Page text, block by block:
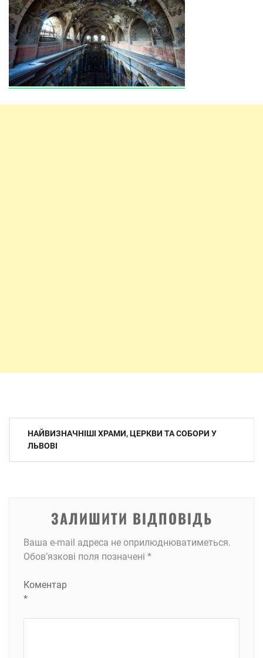
Навігація
записів
НАЙВИЗНАЧНІШІ ХРАМИ, ЦЕРКВИ ТА СОБОРИ У
ЛЬВОВІ
ЗАЛИШИТИ ВІДПОВІДЬ
Ваша e-mail адреса не оприлюднюватиметься.
Обов’язкові поля позначені *
Коментар
*